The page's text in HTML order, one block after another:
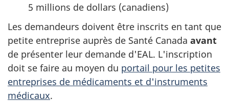
5 millions de dollars (canadiens)
Les demandeurs doivent être inscrits en tant que
petite entreprise auprès de Santé Canada avant
de présenter leur demande d'EAL. L'inscription
doit se faire au moyen du portail pour les petites
entreprises de médicaments et d'instruments
médicaux.